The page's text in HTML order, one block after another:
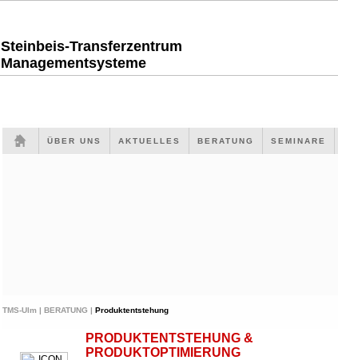
Steinbeis-Transferzentrum
Managementsysteme
ÜBER UNS AKTUELLES BERATUNG SEMINARE
TMS-Ulm | BERATUNG | Produktentstehung
PRODUKTENTSTEHUNG &
PRODUKTOPTIMIERUNG